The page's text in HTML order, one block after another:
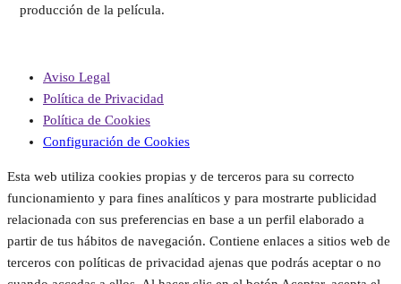
producción de la película.
Aviso Legal
Política de Privacidad
Política de Cookies
Configuración de Cookies
Esta web utiliza cookies propias y de terceros para su correcto
funcionamiento y para fines analíticos y para mostrarte publicidad
relacionada con sus preferencias en base a un perfil elaborado a
partir de tus hábitos de navegación. Contiene enlaces a sitios web de
terceros con políticas de privacidad ajenas que podrás aceptar o no